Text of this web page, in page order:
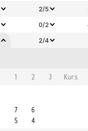
2/5
0/2
2/4
1 2 3
Kurs
7
5
6
4